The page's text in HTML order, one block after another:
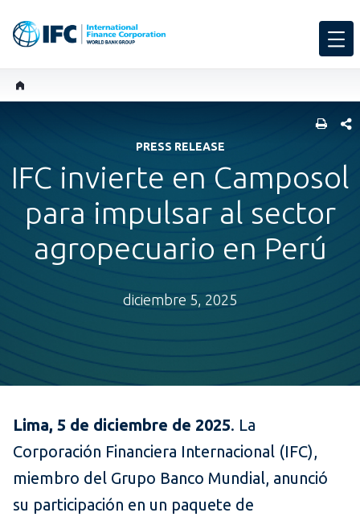
PRESS RELEASE
IFC invierte en Camposol
para impulsar al sector
agropecuario en Perú
diciembre 5, 2025
Lima, 5 de diciembre de 2025. La
Corporación Financiera Internacional (IFC),
miembro del Grupo Banco Mundial, anunció
su participación en un paquete de